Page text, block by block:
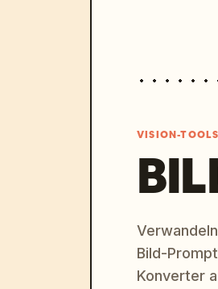
VISION-TOOLS
Bild-
Konverter